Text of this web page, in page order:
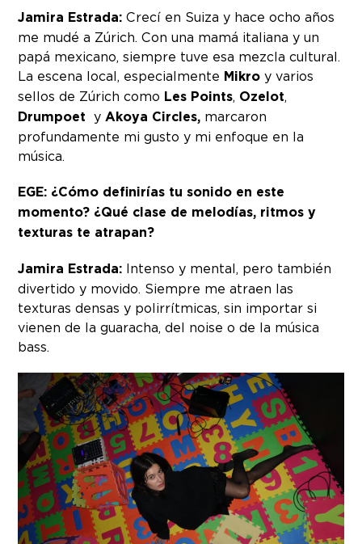
Jamira Estrada: Crecí en Suiza y hace ocho años
me mudé a Zúrich. Con una mamá italiana y un
papá mexicano, siempre tuve esa mezcla cultural.
La escena local, especialmente Mikro y varios
sellos de Zúrich como Les Points, Ozelot,
Drumpoet y Akoya Circles, marcaron
profundamente mi gusto y mi enfoque en la
música.
EGE: ¿Cómo definirías tu sonido en este
momento? ¿Qué clase de melodías, ritmos y
texturas te atrapan?
Jamira Estrada: Intenso y mental, pero también
divertido y movido. Siempre me atraen las
texturas densas y polirrítmicas, sin importar si
vienen de la guaracha, del noise o de la música
bass.